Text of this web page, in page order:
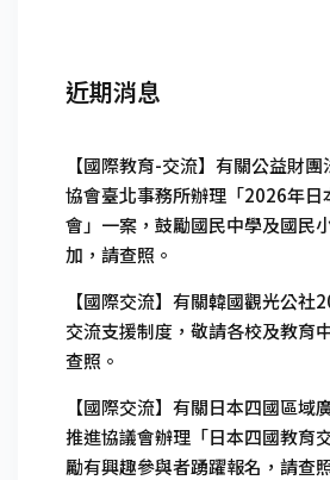
近期消息
【國際教育-交流】有關公益財
協會臺北事務所辦理「2026年日
會」一案，鼓勵國民中學及國民
加，請查照。
【國際交流】有關韓國觀光公社
交流支援制度，敬請各校及教育
查照。
【國際交流】有關日本四國區域
推進協議會辦理「日本四國教育
勵有興趣參與者踴躍報名，請查